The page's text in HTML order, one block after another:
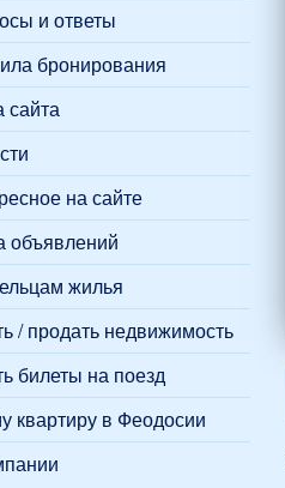
и ответы
бронирования
сайта
на сайте
объявлений
жилья
/ продать недвижимость
билеты на поезд
квартиру в Феодосии